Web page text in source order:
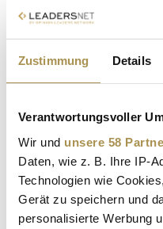
Zustimmung Details
Verantwortungsvoller
Wir und unsere 58
Daten, wie z. B. Ihre IP-
Technologien wie
Gerät zu speichern und
personalisierte Werbung